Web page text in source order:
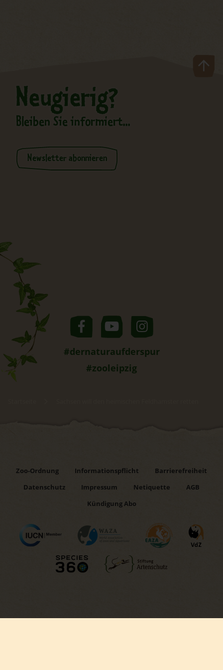
Neugierig?
Bleiben Sie informiert...
Newsletter abonnieren
#dernaturaufderspur
#zooleipzig
Zoo-Ordnung Informationspflicht
Barrierefreiheit
Datenschutz
Impressum Netiquette
AGB
Kündigung Abo